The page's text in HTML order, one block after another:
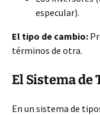
especular).
El tipo de cambio:
términos de otra.
El Sistema de
En un sistema de